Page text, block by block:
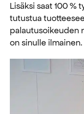
Lisäksi saat 100 %
tutustua
palautusoikeuden
on sinulle ilmainen.